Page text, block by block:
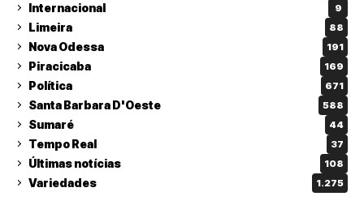
Internacional 9
Limeira 88
Nova Odessa 191
Piracicaba 169
Política 671
Santa Barbara D'Oeste 588
Sumaré 44
Tempo Real 37
Últimas notícias 108
Variedades 1.275